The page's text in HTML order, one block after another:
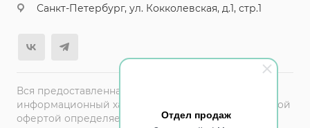
Отдел продаж
Санкт-Петербург, ул. Кокколевская, д.1, стр.1
Вся предоставленная информация на сайте носит
информационный характер и не является публичной
офертой определяемой ст.437(2) ГК РФ